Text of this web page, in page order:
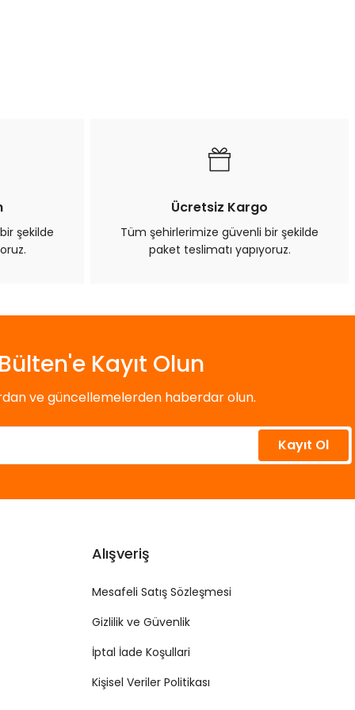
şekilde
Ücretsiz Kargo
Tüm şehirlerimize güvenli bir şekilde
paket teslimatı yapıyoruz.
Kayıt Olun
ve güncellemelerden haberdar olun.
Kayıt Ol
Alışveriş
Mesafeli Satış Sözleşmesi
Gizlilik ve Güvenlik
İptal İade Koşullari
Kişisel Veriler Politikası